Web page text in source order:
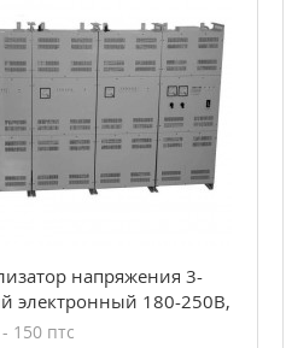
напряжения 3-
электронный 180-250В,
Volter СНПТТ- 150 птс
150 птс